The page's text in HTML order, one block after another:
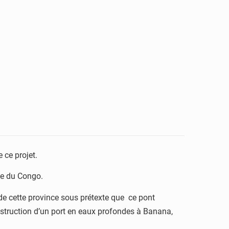
ce projet.
du Congo.
cette province sous prétexte que ce pont
d’un port en eaux profondes à Banana,